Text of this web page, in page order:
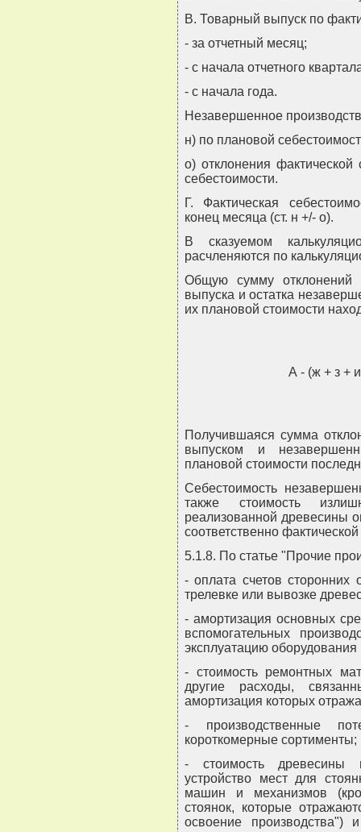
В. Товарный выпуск по
- за отчетный месяц;
- с начала отчетного
- с начала года.
Незавершенное
н) по плановой
о) отклонения фактической
себестоимости.
Г. Фактическая
конец месяца (ст. н +/- о).
В сказуемом
расчленяются по
Общую сумму отклонений
выпуска и остатка
их плановой стоимости
А - (ж + з +
Получившаяся сумма
выпуском и
плановой стоимости
Себестоимость
также стоимость
реализованной древесины
соответственно фактической
5.1.8. По статье "Прочие
- оплата счетов сторонних
трелевке или вывозке
- амортизация основных
вспомогательных
эксплуатацию оборудования
- стоимость ремонтных
другие расходы,
амортизация которых
- производственные
короткомерные сортименты;
- стоимость древесины
устройство мест для
машин и механизмов
стоянок, которые
освоение